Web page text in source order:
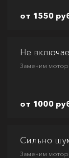
от 1550
Не
Заменим
от 1000
Сильно
Заменим